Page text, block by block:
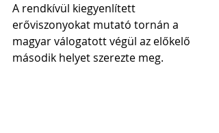
A rendkívül kiegyenlített
erőviszonyokat mutató tornán a
magyar válogatott végül az előkelő
második helyet szerezte meg.